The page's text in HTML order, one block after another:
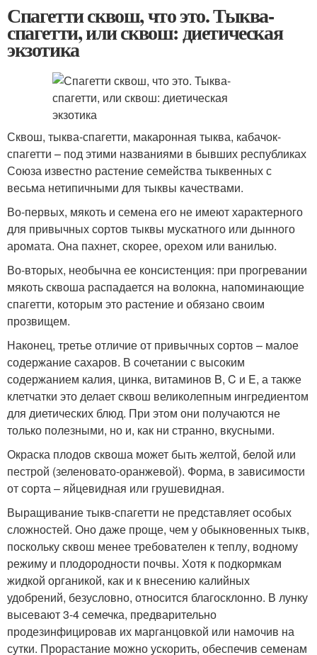
Спагетти сквош, что это. Тыква-
спагетти, или сквош: диетическая
экзотика
Сквош, тыква-спагетти, макаронная тыква, кабачок-
спагетти – под этими названиями в бывших республиках
Союза известно растение семейства тыквенных с
весьма нетипичными для тыквы качествами.
Во-первых, мякоть и семена его не имеют характерного
для привычных сортов тыквы мускатного или дынного
аромата. Она пахнет, скорее, орехом или ванилью.
Во-вторых, необычна ее консистенция: при прогревании
мякоть сквоша распадается на волокна, напоминающие
спагетти, которым это растение и обязано своим
прозвищем.
Наконец, третье отличие от привычных сортов – малое
содержание сахаров. В сочетании с высоким
содержанием калия, цинка, витаминов B, C и E, а также
клетчатки это делает сквош великолепным ингредиентом
для диетических блюд. При этом они получаются не
только полезными, но и, как ни странно, вкусными.
Окраска плодов сквоша может быть желтой, белой или
пестрой (зеленовато-оранжевой). Форма, в зависимости
от сорта – яйцевидная или грушевидная.
Выращивание тыкв-спагетти не представляет особых
сложностей. Оно даже проще, чем у обыкновенных тыкв,
поскольку сквош менее требователен к теплу, водному
режиму и плодородности почвы. Хотя к подкормкам
жидкой органикой, как и к внесению калийных
удобрений, безусловно, относится благосклонно. В лунку
высевают 3-4 семечка, предварительно
продезинфицировав их марганцовкой или намочив на
сутки. Прорастание можно ускорить, обеспечив семенам